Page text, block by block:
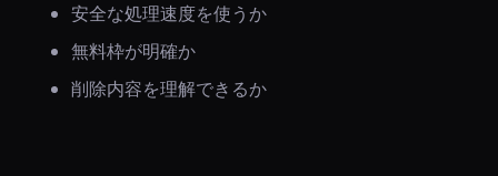
安全な処理速度を使うか
無料枠が明確か
削除内容を理解できるか